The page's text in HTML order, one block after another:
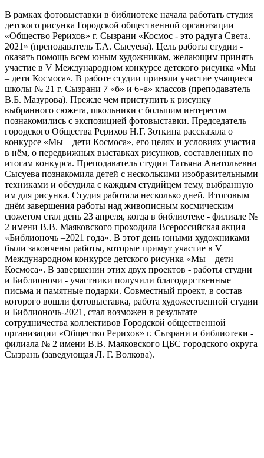
В рамках фотовыставки в библиотеке начала работать студия
детского рисунка Городской общественной организации
«Общество Рерихов» г. Сызрани «Космос - это радуга Света.
2021» (преподаватель Т.А. Сысуева). Цель работы студии -
оказать помощь всем юным художникам, желающим принять
участие в V Международном конкурсе детского рисунка «Мы
– дети Космоса». В работе студии приняли участие учащиеся
школы № 21 г. Сызрани 7 «б» и 6«а» классов (преподаватель
В.Б. Мазурова). Прежде чем приступить к рисунку
выбранного сюжета, школьники с большим интересом
познакомились с экспозицией фотовыставки. Председатель
городского Общества Рерихов Н.Г. Зоткина рассказала о
конкурсе «Мы – дети Космоса», его целях и условиях участия
в нём, о передвижных выставках рисунков, составленных по
итогам конкурса. Преподаватель студии Татьяна Анатольевна
Сысуева познакомила детей с несколькими изобразительными
техниками и обсудила с каждым студийцем тему, выбранную
им для рисунка. Студия работала несколько дней. Итоговым
днём завершения работы над живописным космическим
сюжетом стал день 23 апреля, когда в библиотеке - филиале №
2 имени В.В. Маяковского проходила Всероссийская акция
«Библионочь –2021 года». В этот день юными художниками
были закончены работы, которые примут участие в V
Международном конкурсе детского рисунка «Мы – дети
Космоса». В завершении этих двух проектов - работы студии
и Библионочи - участники получили благодарственные
письма и памятные подарки. Совместный проект, в состав
которого вошли фотовыставка, работа художественной студии
и Библионочь-2021, стал возможен в результате
сотрудничества коллективов Городской общественной
организации «Общество Рерихов» г. Сызрани и библиотеки -
филиала № 2 имени В.В. Маяковского ЦБС городского округа
Сызрань (заведующая Л. Г. Волкова).